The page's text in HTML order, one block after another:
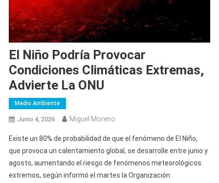
El Niño Podría Provocar
Condiciones Climáticas Extremas,
Advierte La ONU
Medio Ambiente
Junio 4, 2026 Miguel Moreno
Existe un 80% de probabilidad de que el fenómeno de El Niño,
que provoca un calentamiento global, se desarrolle entre junio y
agosto, aumentando el riesgo de fenómenos meteorológicos
extremos, según informó el martes la Organización